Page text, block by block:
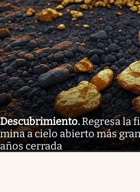
Descubrimiento. Regresa la
mina a cielo abierto más
años cerrada